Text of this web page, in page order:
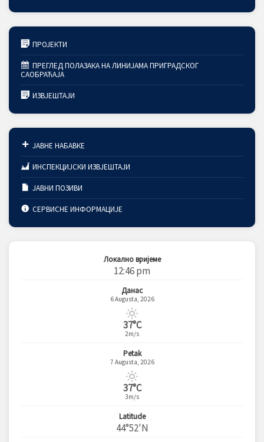
ПРОЈЕКТИ
ПРЕГЛЕД ПОЛАЗАКА НА ЛИНИЈАМА ПРИГРАДСКОГ
САОБРАЋАЈА
ИЗВЈЕШТАЈИ
ЈАВНЕ НАБАВКЕ
ИНСПЕКЦИЈСКИ ИЗВЈЕШТАЈИ
ЈАВНИ ПОЗИВИ
СЕРВИСНЕ ИНФОРМАЦИЈЕ
Локално вријеме
12:46 pm
Данас
6 Augusta, 2026
37°C
2m/s
Petak
7 Augusta, 2026
37°C
3m/s
Latitude
44°52'N